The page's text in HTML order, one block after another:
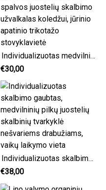
Individualizuotas medvilninis skalbinių krepšys, tamsiai mėlynos spalvos juostelių skalbimo užvalkalas koledžui, jūrinio apatinio trikotažo stovyklavietė
€30,00
Individualizuotas skalbimo gaubtas, medvilninių pilkų juostelių skalbinių tvarkyklė nešvariems drabužiams, vaikų laikymo vieta
€38,00